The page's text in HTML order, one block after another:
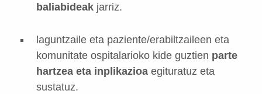
baliabideakjarriz.
laguntzaile eta paziente/erabiltzaileen eta
komunitate ospitalarioko kide guztien parte
hartzea eta inplikazioaegituratuz eta
sustatuz.